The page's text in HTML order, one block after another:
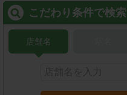
こだわり条件で検索
店舗名